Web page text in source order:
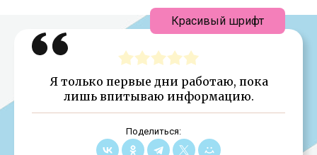
Я только первые дни работаю, пока
лишь впитываю информацию.
Поделиться:
Красивый шрифт